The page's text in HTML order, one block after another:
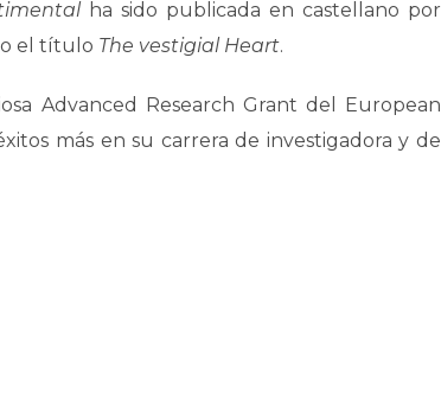
ha sido publicada en castellano por
el título The vestigial Heart.
Advanced Research Grant del European
más en su carrera de investigadora y de